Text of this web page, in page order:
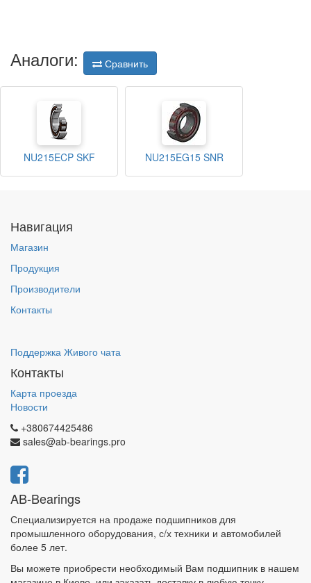
Аналоги: Сравнить
NU215ECP SKF NU215EG15 SNR
Навигация
Магазин
Продукция
Производители
Контакты
Поддержка Живого чата
Контакты
Карта проезда
Новости
+380674425486
sales@ab-bearings.pro
AB-Bearings
Специализируется на продаже подшипников для
промышленного оборудования, с/х техники и автомобилей
более 5 лет.
Вы можете приобрести необходимый Вам подшипник в нашем